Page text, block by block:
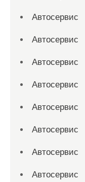
Автосервис
Автосервис
Автосервис
Автосервис
Автосервис
Автосервис
Автосервис
Автосервис